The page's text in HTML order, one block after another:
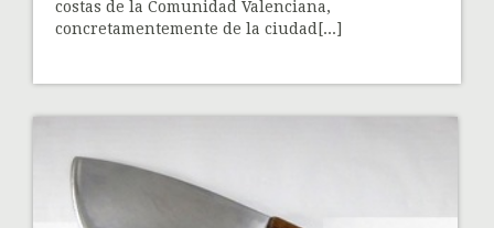
costas de la Comunidad Valenciana,
concretamentemente de la ciudad[...]